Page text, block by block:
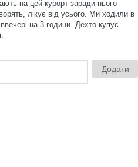
на цей курорт заради нього
лікує від усього. Ми ходили в
на 3 години. Дехто купує